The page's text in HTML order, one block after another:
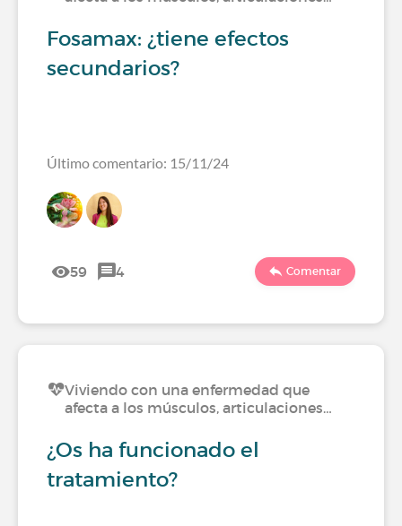
Fosamax: ¿tiene efectos
secundarios?
Último comentario: 15/11/24
59 4 Comentar
Viviendo con una enfermedad que
afecta a los músculos, articulaciones…
¿Os ha funcionado el
tratamiento?